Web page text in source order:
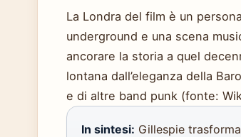
La Londra del film è un
underground e una scena
ancorare la storia a quel
lontana dall’eleganza della
e di altre band punk (fonte:
In sintesi: Gillespie